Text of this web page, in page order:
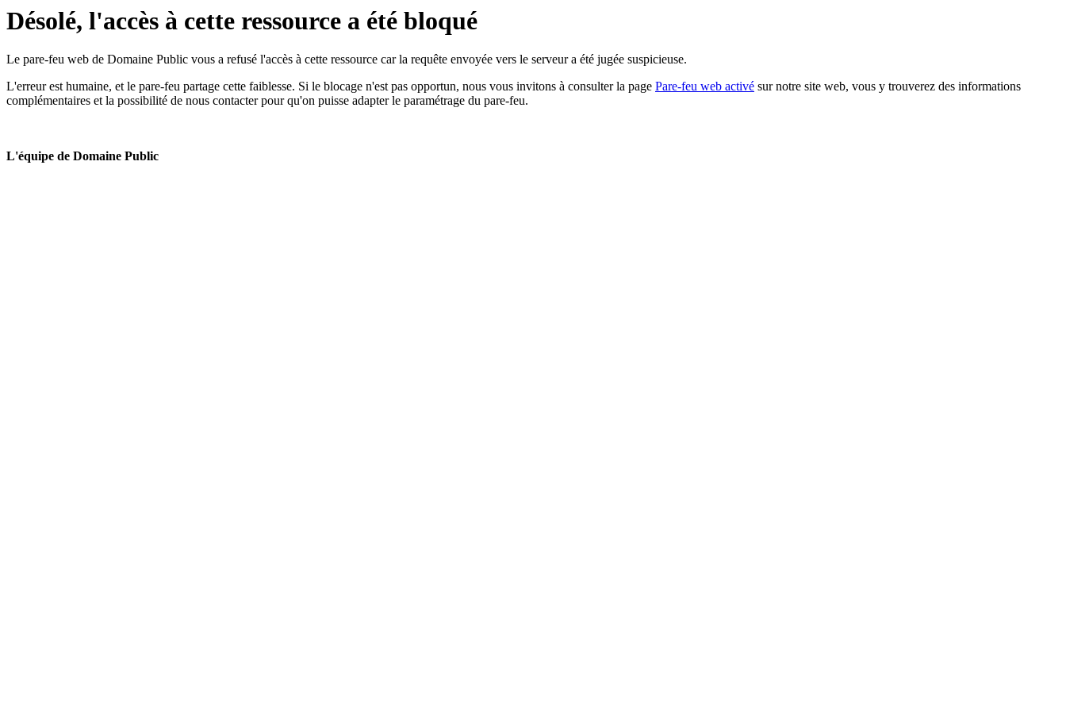
Désolé, l'accès à cette ressource a été bloqué
Le pare-feu web de Domaine Public vous a refusé l'accès à cette ressource car la requête envoyée vers le serveur a été jugée suspicieuse.
L'erreur est humaine, et le pare-feu partage cette faiblesse. Si le blocage n'est pas opportun, nous vous invitons à consulter la page Pare-feu web activé sur notre site web, vous y trouverez des informations
complémentaires et la possibilité de nous contacter pour qu'on puisse adapter le paramétrage du pare-feu.
L'équipe de Domaine Public